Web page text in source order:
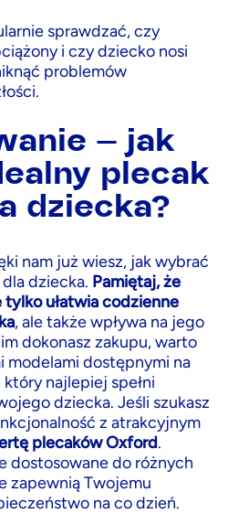
sprawdzać, czy
i czy dziecko nosi
problemów
- jak
plecak
dziecka?
nam już wiesz, jak wybrać
dziecka. Pamiętaj, że
ułatwia codzienne
, ale także wpływa na jego
dokonasz zakupu, warto
modelami dostępnymi na
najlepiej spełni
dziecka. Jeśli szukasz
z atrakcyjnym
plecaków Oxford.
dostosowane do różnych
zapewnią Twojemu
na co dzień.